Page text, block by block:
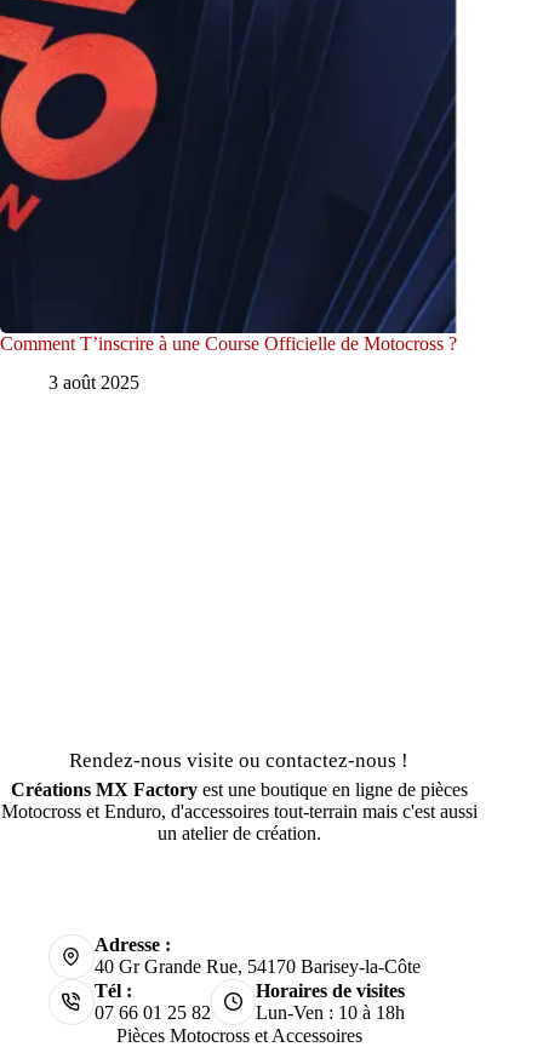
Comment T’inscrire à une Course Officielle de Motocross ?
3 août 2025
Rendez-nous visite ou contactez-nous !
Créations MX Factoryest une boutique en ligne de pièces
Motocross et Enduro, d'accessoires tout-terrain mais c'est aussi
un atelier de création.
Adresse :
40 Gr Grande Rue, 54170 Barisey-la-Côte
Tél :
07 66 01 25 82
Horaires de visites
Lun-Ven : 10 à 18h
Pièces Motocross et Accessoires